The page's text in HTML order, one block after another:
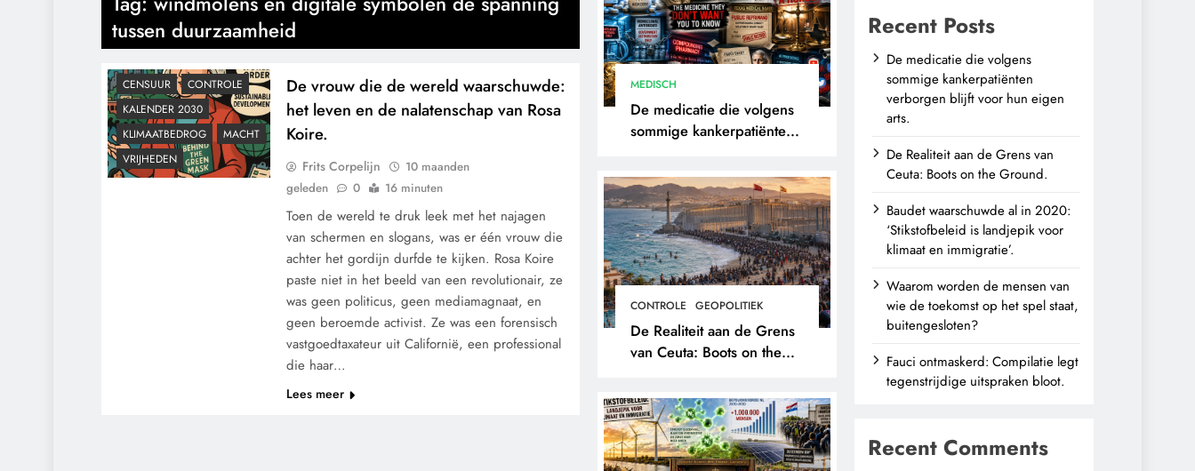
MEDISCH
De medicatie die volgens
sommige kankerpatiënten
eigen arts.
CONTROLE GEOPOLITIEK
De Realiteit aan de Grens
van Ceuta: Boots on the
tussen duurzaamheid
CENSUUR
CONTROLE
KALENDER 2030
KLIMAATBEDROG
MACHT
VRIJHEDEN
De vrouw die de wereld waarschuwde:
het leven en de nalatenschap van Rosa
Koire.
Frits Corpelijn
10 maanden
geleden
0 16 minuten
Toen de wereld te druk leek met het najagen
van schermen en slogans, was er één vrouw die
achter het gordijn durfde te kijken. Rosa Koire
paste niet in het beeld van een revolutionair, ze
was geen politicus, geen mediamagnaat, en
geen beroemde activist. Ze was een forensisch
vastgoedtaxateur uit Californië, een professional
die haar…
Lees meer
Recent Posts
De medicatie die volgens
sommige kankerpatiënten
verborgen blijft voor hun eigen
arts.
De Realiteit aan de Grens van
Ceuta: Boots on the Ground.
Baudet waarschuwde al in 2020:
‘Stikstofbeleid is landjepik voor
klimaat en immigratie’.
Waarom worden de mensen van
wie de toekomst op het spel staat,
buitengesloten?
Fauci ontmaskerd: Compilatie legt
tegenstrijdige uitspraken bloot.
Recent Comments